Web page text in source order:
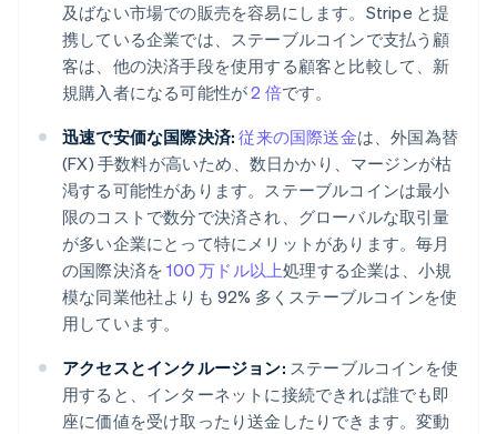
及ばない市場での販売を容易にします。Stripe と提
携している企業では、ステーブルコインで支払う顧
客は、他の決済手段を使用する顧客と比較して、新
規購入者になる可能性が2 倍です。
迅速で安価な国際決済: 従来の国際送金は、外国為替
(FX) 手数料が高いため、数日かかり、マージンが枯
渇する可能性があります。ステーブルコインは最小
限のコストで数分で決済され、グローバルな取引量
が多い企業にとって特にメリットがあります。毎月
の国際決済を100 万ドル以上処理する企業は、小規
模な同業他社よりも 92% 多くステーブルコインを使
用しています。
アクセスとインクルージョン: ステーブルコインを使
用すると、インターネットに接続できれば誰でも即
座に価値を受け取ったり送金したりできます。変動